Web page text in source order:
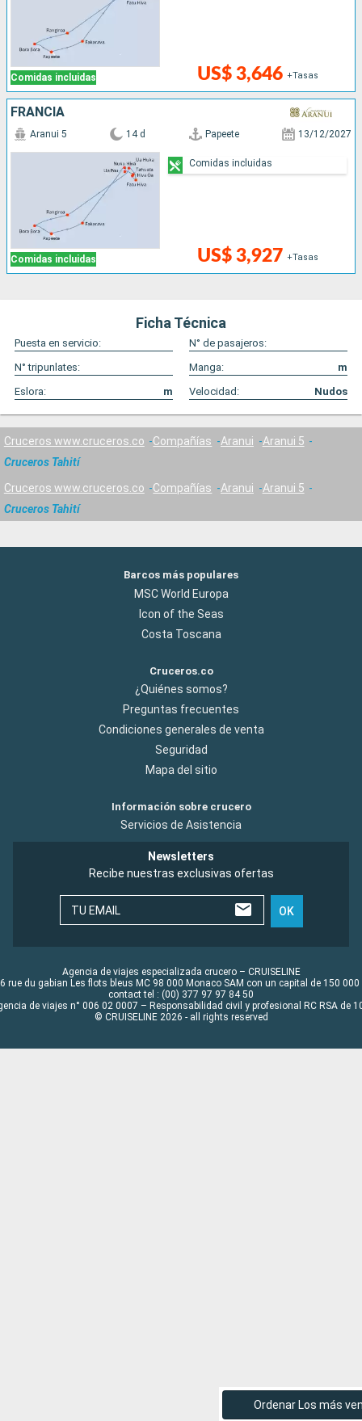
Ordenar Los más
Comidas incluidas US$ 3,646 +Tasas
FRANCIA
Comidas incluidas
Aranui 5 14 d Papeete 13/12/2027
US$ 3,927 +Tasas
Comidas incluidas
Ficha Técnica
Puesta en servicio:
N° de pasajeros:
N° tripunlates:
Manga:
m
Eslora:
m Velocidad: Nudos
Cruceros www.cruceros.co Compañías Aranui
Aranui 5
Cruceros Tahití
Cruceros www.cruceros.co Compañías Aranui
Aranui 5
Cruceros Tahití
Barcos más populares
MSC World Europa
Icon of the Seas
Costa Toscana
Cruceros.co
¿Quiénes somos?
Preguntas frecuentes
Condiciones generales de venta
Seguridad
Mapa del sitio
Información sobre crucero
Servicios de Asistencia
Newsletters
Recibe nuestras exclusivas ofertas
TU EMAIL OK
Agencia de viajes especializada crucero – CRUISELINE
rue du gabian Les flots bleus MC 98 000 Monaco SAM con un capital de 150 000
contact tel : (00) 377 97 97 84 50
de viajes n° 006 02 0007 – Responsabilidad civil y profesional RC RSA de
© CRUISELINE 2026 - all rights reserved